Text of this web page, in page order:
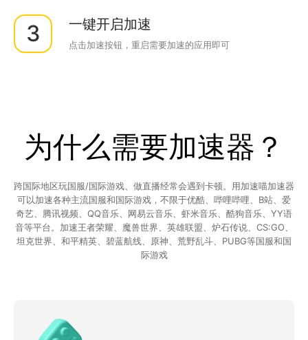
3 一键开启加速
点击加速按钮，重启需要加速的应用即可
为什么需要加速器？
跨国际地区玩国服/国际游戏、做直播经常会遇到卡顿。用加速喵加速器
可以加速各种主流国服和国际游戏，不限于优酷、哔哩哔哩、B站、爱
奇艺、腾讯视频、QQ音乐、网易云音乐、虾米音乐、酷狗音乐、YY语
音等平台。加速王者荣耀、魔兽世界、英雄联盟、炉石传说、CS:GO、
坦克世界、和平精英、碧蓝航线、原神、荒野乱斗、PUBG等国服和国
际游戏